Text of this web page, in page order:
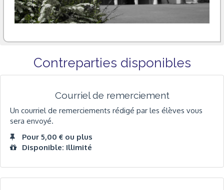
Contreparties disponibles
Courriel de remerciement
Un courriel de remerciements rédigé par les élèves vous
sera envoyé.
Pour 5,00 € ou plus
Disponible: Illimité